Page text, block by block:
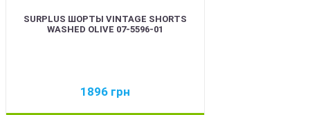
SURPLUS ШОРТЫ VINTAGE SHORTS
WASHED OLIVE 07-5596-01
1896 грн